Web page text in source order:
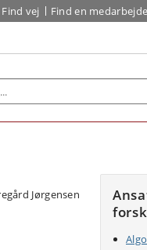
Find vej Find en